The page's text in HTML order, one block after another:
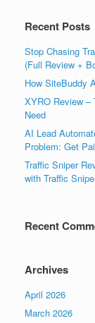
Recent Posts
Stop Chasing
(Full Review +
How SiteBuddy
XYRO Review –
Need
AI Lead
Problem: Get
Traffic Sniper
with Traffic
Recent
Archives
April 2026
March 2026